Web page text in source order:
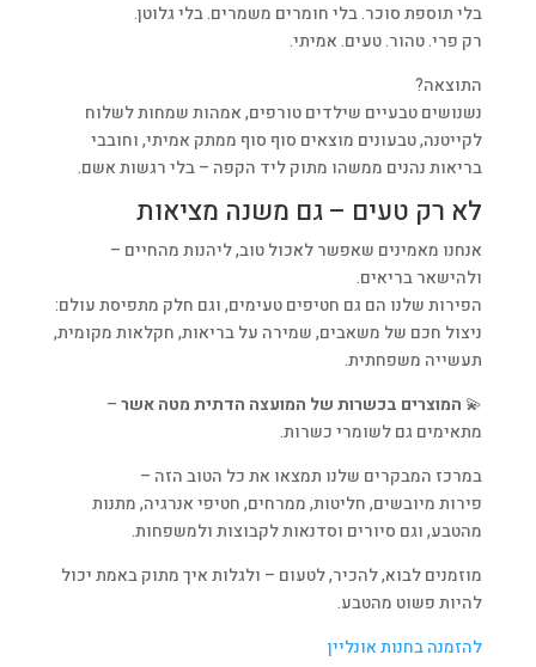
בלי תוספת סוכר. בלי חומרים משמרים. בלי גלוטן.
רק פרי. טהור. טעים. אמיתי.
התוצאה?
נשנושים טבעיים שילדים טורפים, אמהות שמחות לשלוח
לקייטנה, טבעונים מוצאים סוף סוף ממתק אמיתי, וחובבי
בריאות נהנים ממשהו מתוק ליד הקפה – בלי רגשות אשם.
לא רק טעים – גם משנה מציאות
אנחנו מאמינים שאפשר לאכול טוב, ליהנות מהחיים –
ולהישאר בריאים.
הפירות שלנו הם גם חטיפים טעימים, וגם חלק מתפיסת עולם:
ניצול חכם של משאבים, שמירה על בריאות, חקלאות מקומית,
תעשייה משפחתית.
💫 המוצרים בכשרות של המועצה הדתית מטה אשר–
מתאימים גם לשומרי כשרות.
במרכז המבקרים שלנו תמצאו את כל הטוב הזה –
פירות מיובשים, חליטות, ממרחים, חטיפי אנרגיה, מתנות
מהטבע, וגם סיורים וסדנאות לקבוצות ולמשפחות.
מוזמנים לבוא, להכיר, לטעום – ולגלות איך מתוק באמת יכול
להיות פשוט מהטבע.
להזמנה בחנות אונליין